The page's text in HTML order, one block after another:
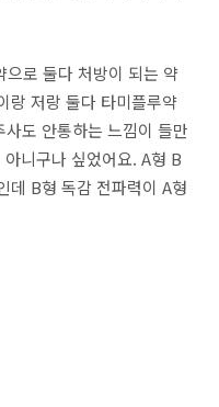
로 둘다 처방이 되는 약
랑 저랑 둘다 타미플루약
도 안통하는 느낌이 들만
니구나 싶었어요. A형 B
데 B형 독감 전파력이 A형